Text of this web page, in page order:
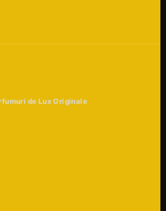
de Lux Originale